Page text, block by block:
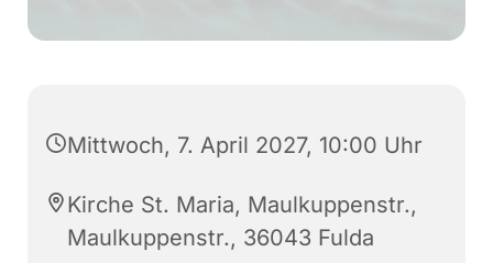
Mittwoch, 7. April 2027, 10:00 Uhr
Kirche St. Maria, Maulkuppenstr.,
Maulkuppenstr., 36043 Fulda